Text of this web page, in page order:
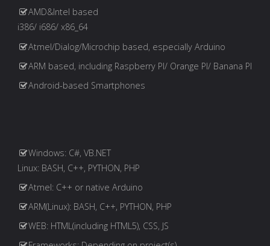
AMD&Intel based
i386/ i686/ x86_64
Atmel/Dialog/Microchip based, especially Arduino
ARM based, including Raspberry PI/ Orange PI/ Banana PI
Android-based Smartphones
Windows: C#, VB.NET
Linux: BASH, C++, PYTHON, PHP
Atmel: C++ or native Arduino
ARM(Linux): BASH, C++, PYTHON, PHP
WEB: HTML(including HTML5), CSS, JS